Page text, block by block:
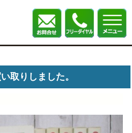
取りしました。